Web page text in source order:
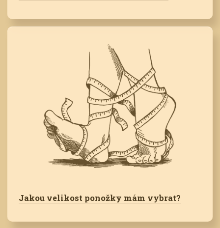
Jakou velikost ponožky mám vybrat?